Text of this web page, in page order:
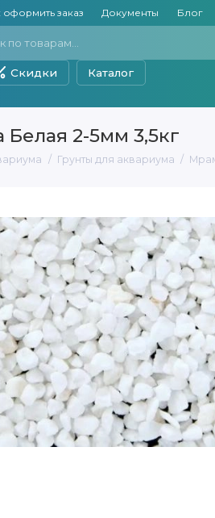
оформить заказ Документы Блог
Скидки Каталог
2-5мм 3,5кг
Грунты для аквариума